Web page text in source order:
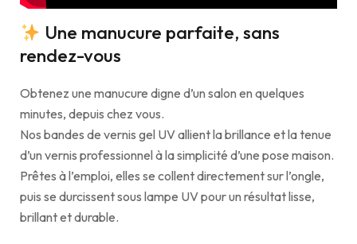
Une manucure parfaite, sans
rendez-vous
Obtenez une manucure digne d’un salon en quelques
minutes, depuis chez vous.
Nos bandes de vernis gel UV allient la brillance et la tenue
d’un vernis professionnel à la simplicité d’une pose maison.
Prêtes à l’emploi, elles se collent directement sur l’ongle,
puis se durcissent sous lampe UV pour un résultat lisse,
brillant et durable.